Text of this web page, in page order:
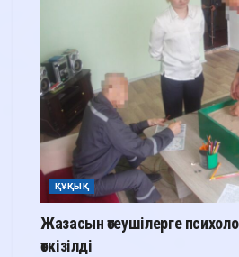
ҚҰҚЫҚ
Жазасын өтеушілерге
өткізілді